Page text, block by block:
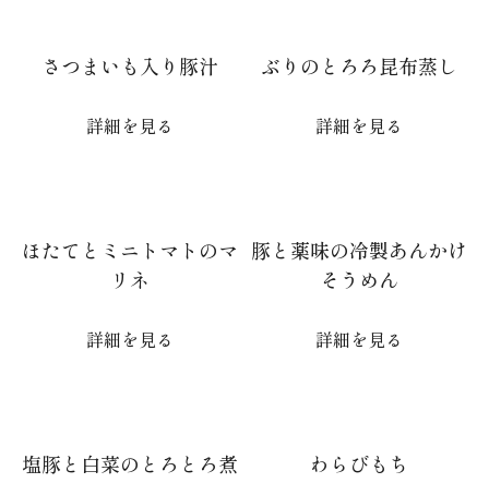
さつまいも入り豚汁
詳細を見る
ぶりのとろろ昆布蒸し
詳細を見る
ほたてとミニトマトのマ
リネ
詳細を見る
豚と薬味の冷製あんかけ
そうめん
詳細を見る
塩豚と白菜のとろとろ煮
わらびもち